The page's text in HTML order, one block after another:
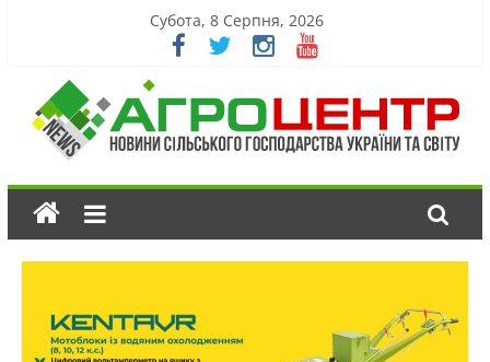
Субота, 8 Серпня, 2026